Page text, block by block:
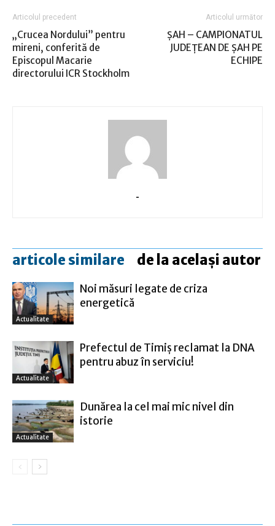
Articolul precedent
„Crucea Nordului” pentru
mireni, conferită de
Episcopul Macarie
directorului ICR Stockholm
Articolul următor
ŞAH – CAMPIONATUL
JUDEŢEAN DE ŞAH PE
ECHIPE
-
articole similare de la același autor
Actualitate
Noi măsuri legate de criza
energetică
Actualitate
Prefectul de Timiş reclamat la DNA
pentru abuz în serviciu!
Actualitate
Dunărea la cel mai mic nivel din
istorie